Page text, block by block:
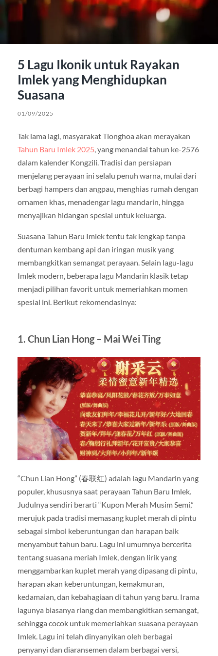
5 Lagu Ikonik untuk Rayakan
Imlek yang Menghidupkan
Suasana
01/09/2025
Tak lama lagi, masyarakat Tionghoa akan merayakan
Tahun Baru Imlek 2025, yang menandai tahun ke-2576
dalam kalender Kongzili. Tradisi dan persiapan
menjelang perayaan ini selalu penuh warna, mulai dari
berbagi hampers dan angpau, menghias rumah dengan
ornamen khas, menadengar lagu mandarin, hingga
menyajikan hidangan spesial untuk keluarga.
Suasana Tahun Baru Imlek tentu tak lengkap tanpa
dentuman kembang api dan iringan musik yang
membangkitkan semangat perayaan. Selain lagu-lagu
Imlek modern, beberapa lagu Mandarin klasik tetap
menjadi pilihan favorit untuk memeriahkan momen
spesial ini. Berikut rekomendasinya:
1. Chun Lian Hong– Mai Wei Ting
“Chun Lian Hong” (春联红) adalah lagu Mandarin yang
populer, khususnya saat perayaan Tahun Baru Imlek.
Judulnya sendiri berarti “Kupon Merah Musim Semi,”
merujuk pada tradisi memasang kuplet merah di pintu
sebagai simbol keberuntungan dan harapan baik
menyambut tahun baru. Lagu ini umumnya bercerita
tentang suasana meriah Imlek, dengan lirik yang
menggambarkan kuplet merah yang dipasang di pintu,
harapan akan keberuntungan, kemakmuran,
kedamaian, dan kebahagiaan di tahun yang baru. Irama
lagunya biasanya riang dan membangkitkan semangat,
sehingga cocok untuk memeriahkan suasana perayaan
Imlek. Lagu ini telah dinyanyikan oleh berbagai
penyanyi dan diaransemen dalam berbagai versi,